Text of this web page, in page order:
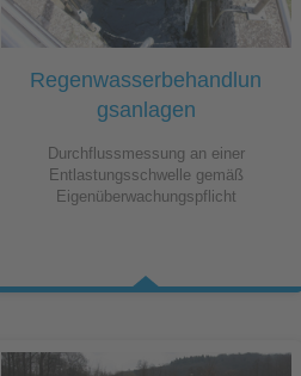
Messdienstleistungen
Umfangreiche
Grundlagendatenerhebung zur
Schmutzfrachtmodellierung
Überprüfung
Abwasserwärmenutzungsanlage
Qualität
Nachhaltigkeit
Compliance
Regenwasserbehandlun
gsanlagen
Durchflussmessung an einer
Entlastungsschwelle gemäß
Eigenüberwachungspflicht